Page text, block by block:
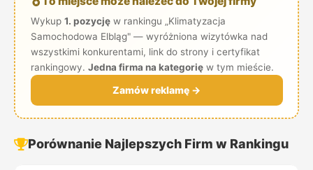
Wykup 1. pozycjęw rankingu „Klimatyzacja
Samochodowa Elbląg" — wyróżniona wizytówka nad
wszystkimi konkurentami, link do strony i certyfikat
rankingowy. Jedna firma na kategorięw tym mieście.
Zamów reklamę →
Porównanie Najlepszych Firm w Rankingu